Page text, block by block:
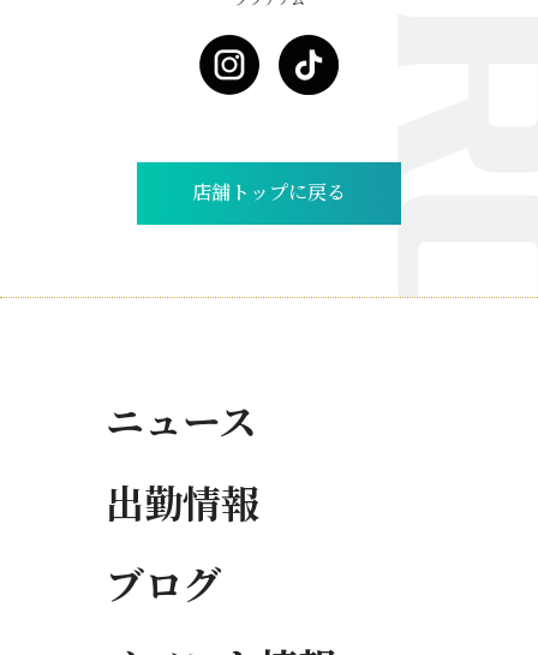
店舗トップに戻る
ニュース
出勤情報
ブログ